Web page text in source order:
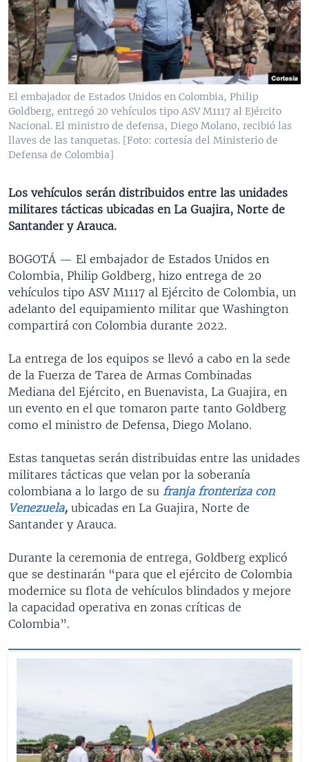
VENEZUELA
BRASIL
NICARAGUA
ECONOMÍA
ENTRETENIMIENTO Y CULTURA
TECNOLOGÍA
DEPORTES
CIENCIA Y SALUD
MULTIMEDIA
VIDEOS
FOTOGRAFÍA
AUDIOS
PROGRAMAS TV
EL MUNDO AL DÍA
FORO INTERAMERICANO
VISIÓN 360
LAS CLAVES
PANORAMA
RADIO
AVANCE INFORMATIVO
AUDIONOTICIAS
BUENOS DÍAS AMÉRICA
ESTADOS UNIDOS AL DÍA
EL MUNDO AL DÍA [RADIO]
FORO [RADIO]
DEPORTIVO INTERNACIONAL
NOTA ECONÓMICA
ENTRETENIMIENTO
DIRECT
DOCUMENTALES DE LA VOA
Learning English
SÍGANOS
Idiomas
El embajador de Estados Unidos en Colombia, Philip
Goldberg, entregó 20 vehículos tipo ASV M1117 al Ejército
Nacional. El ministro de defensa, Diego Molano, recibió las
llaves de las tanquetas. [Foto: cortesía del Ministerio de
Defensa de Colombia]
Los vehículos serán distribuidos entre las unidades
militares tácticas ubicadas en La Guajira, Norte de
Santander y Arauca.
BOGOTÁ — El embajador de Estados Unidos en
Colombia, Philip Goldberg, hizo entrega de 20
vehículos tipo ASV M1117 al Ejército de Colombia, un
adelanto del equipamiento militar que Washington
compartirá con Colombia durante 2022.
La entrega de los equipos se llevó a cabo en la sede
de la Fuerza de Tarea de Armas Combinadas
Mediana del Ejército, en Buenavista, La Guajira, en
un evento en el que tomaron parte tanto Goldberg
como el ministro de Defensa, Diego Molano.
Estas tanquetas serán distribuidas entre las unidades
militares tácticas que velan por la soberanía
colombiana a lo largo de su franja fronteriza con
Venezuela, ubicadas en La Guajira, Norte de
Santander y Arauca.
Durante la ceremonia de entrega, Goldberg explicó
que se destinarán “para que el ejército de Colombia
modernice su flota de vehículos blindados y mejore
la capacidad operativa en zonas críticas de
Colombia”.